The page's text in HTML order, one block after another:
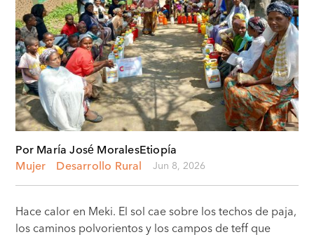
Por María José MoralesEtiopía
Mujer
Desarrollo Rural Jun 8, 2026
Hace calor en Meki. El sol cae sobre los techos de paja,
los caminos polvorientos y los campos de teff que